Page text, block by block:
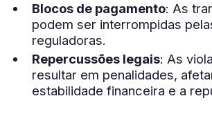
Blocos de pagamento: As
podem ser interrompidas
reguladoras.
Repercussões legais: As
resultar em penalidades,
estabilidade financeira e a